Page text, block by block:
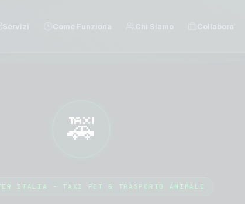
Servizi Come Funziona Chi Siamo Collabora
🚕
ITALIA - TAXI PET & TRASPORTO ANIMALI